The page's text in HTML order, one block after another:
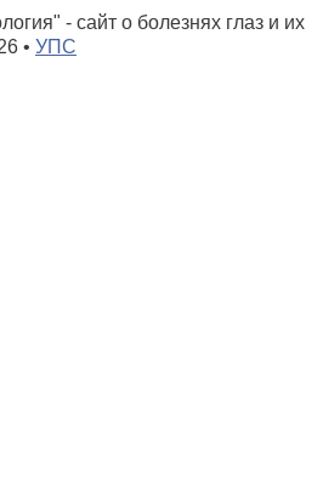
- сайт о болезнях глаз и их
• УПС